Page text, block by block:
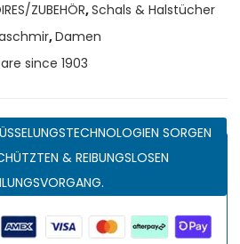
ZUBEHÖR,Schals & Halstücher
,Damen
since 1903
SORGEN
& REIBUNGSLOSEN